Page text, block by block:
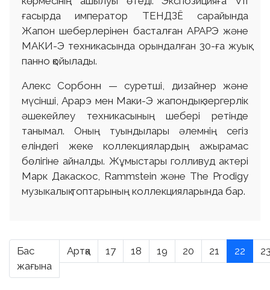
ғасырда император ТЕНДЗЁ сарайында
Жапон шеберлерінен басталған АРАРЭ және
МАКИ-Э техникасында орындалған 30-ға жуық
панно қойылады.
Алекс Сорбонн — суретші, дизайнер және
мүсінші, Арарэ мен Маки-Э жапондық зергерлік
әшекейлеу техникасының шебері ретінде
танымал. Оның туындылары әлемнің сегіз
еліндегі жеке коллекциялардың ажырамас
бөлігіне айналды. Жұмыстары голливуд актері
Марк Дакаскос, Rammstein және The Prodigy
музыкалық топтарының коллекцияларында бар.
Бас
жағына
Артқа 17 18 19 20 21 22